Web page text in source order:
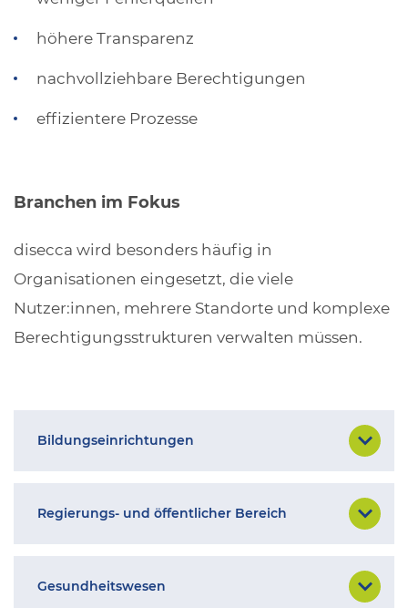
höhere Transparenz
nachvollziehbare Berechtigungen
effizientere Prozesse
Branchen im Fokus
disecca wird besonders häufig in
Organisationen eingesetzt, die viele
Nutzer:innen, mehrere Standorte und komplexe
Berechtigungsstrukturen verwalten müssen.
Bildungseinrichtungen
Regierungs- und öffentlicher Bereich
Gesundheitswesen